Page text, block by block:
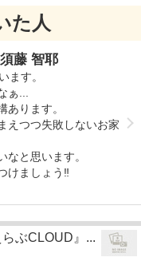
た人
藤 智耶
ます。
ぁ...
あります。
えつつ失敗しないお家
なと思います。
けましょう‼
らぶCLOUD』...